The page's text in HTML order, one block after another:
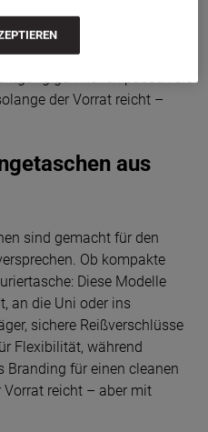
ob Wochenendtrip oder
dich überallhin zu
wie Teleskopgriffen,
Rollen passen sie
der Vorrat reicht –
aus
sind gemacht für den
Ob kompakte
Diese Modelle
an die Uni oder ins
sichere Reißverschlüsse
Flexibilität, während
Branding für einen cleanen
Vorrat reicht – aber mit